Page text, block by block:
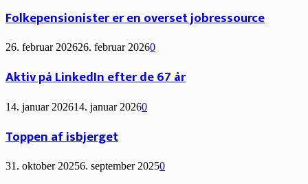
Folkepensionister er en overset jobressource
26. februar 202626. februar 20260
Aktiv på LinkedIn efter de 67 år
14. januar 202614. januar 20260
Toppen af isbjerget
31. oktober 20256. september 20250